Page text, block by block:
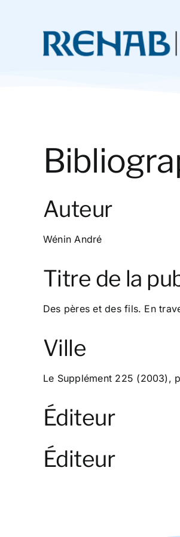
Auteur
Wénin André
Titre de la
Des pères et des fils. En
Ville
Le Supplément 225 (2003),
Éditeur
Éditeur